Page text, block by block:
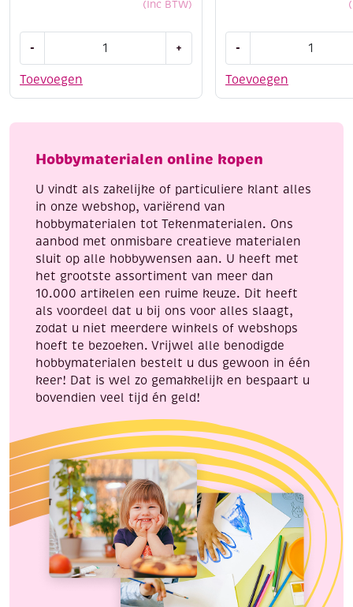
(Inc BTW)
Toevoegen
-
acrylmarkers
feestelijk
+
Toevoegen
-
marker
Hobbymaterialen online kopen
U vindt als zakelijke of particuliere klant alles
in onze webshop, variërend van
hobbymaterialen tot Tekenmaterialen. Ons
aanbod met onmisbare creatieve materialen
sluit op alle hobbywensen aan. U heeft met
het grootste assortiment van meer dan
10.000 artikelen een ruime keuze. Dit heeft
als voordeel dat u bij ons voor alles slaagt,
zodat u niet meerdere winkels of webshops
hoeft te bezoeken. Vrijwel alle benodigde
hobbymaterialen bestelt u dus gewoon in één
keer! Dat is wel zo gemakkelijk en bespaart u
bovendien veel tijd én geld!